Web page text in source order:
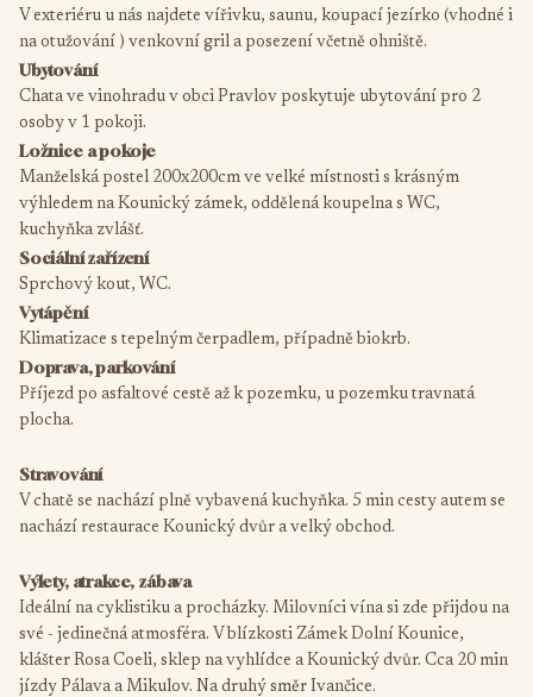
V exteriéru u nás najdete vířivku, saunu, koupací jezírko (vhodné i
na otužování ) venkovní gril a posezení včetně ohniště.
Ubytování
Chata ve vinohradu v obci Pravlov poskytuje ubytování pro 2
osoby v 1 pokoji.
Ložnice a pokoje
Manželská postel 200x200cm ve velké místnosti s krásným
výhledem na Kounický zámek, oddělená koupelna s WC,
kuchyňka zvlášť.
Sociální zařízení
Sprchový kout, WC.
Vytápění
Klimatizace s tepelným čerpadlem, případně biokrb.
Doprava, parkování
Příjezd po asfaltové cestě až k pozemku, u pozemku travnatá
plocha.
Stravování
V chatě se nachází plně vybavená kuchyňka. 5 min cesty autem se
nachází restaurace Kounický dvůr a velký obchod.
Výlety, atrakce, zábava
Ideální na cyklistiku a procházky. Milovníci vína si zde přijdou na
své - jedinečná atmosféra. V blízkosti Zámek Dolní Kounice,
klášter Rosa Coeli, sklep na vyhlídce a Kounický dvůr. Cca 20 min
jízdy Pálava a Mikulov. Na druhý směr Ivančice.